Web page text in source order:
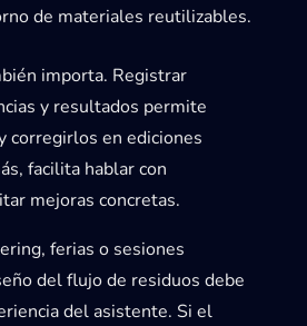
de materiales reutilizables.
importa. Registrar
y resultados permite
corregirlos en ediciones
facilita hablar con
mejoras concretas.
ferias o sesiones
del flujo de residuos debe
del asistente. Si el